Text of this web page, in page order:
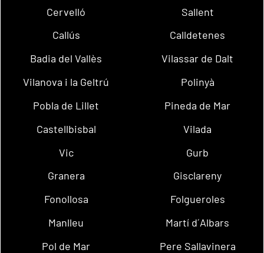
Cervelló
Sallent
Callús
Calldetenes
Badia del Vallès
Vilassar de Dalt
Vilanova i la Geltrú
Polinyà
Pobla de Lillet
Pineda de Mar
Castellbisbal
Vilada
Vic
Gurb
Granera
Gisclareny
Fonollosa
Folgueroles
Manlleu
Martí d´Albars
Pol de Mar
Pere Sallavinera